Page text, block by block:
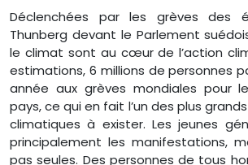
Déclenchées par les grèves des
Thunberg devant le Parlement
le climat sont au cœur de l’action
estimations, 6 millions de personnes
année aux grèves mondiales pour
pays, ce qui en fait l’un des plus
climatiques à exister. Les jeunes
principalement les manifestations,
pas seules. Des personnes de tous